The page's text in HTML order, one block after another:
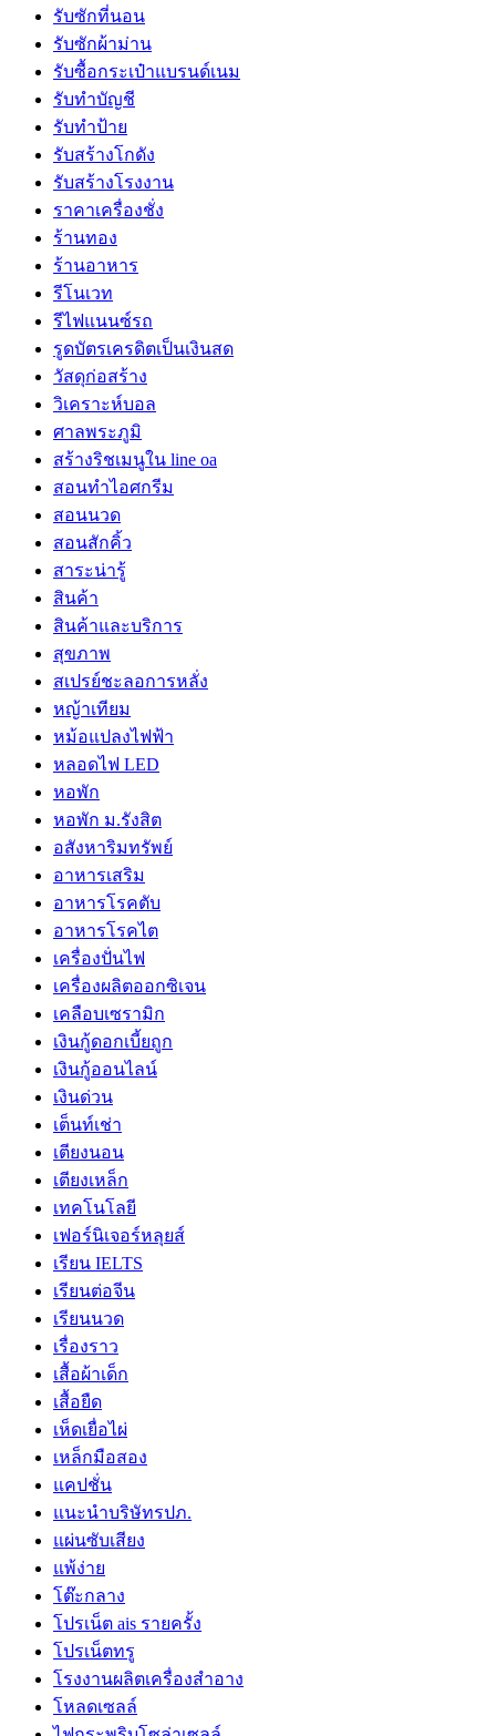
รับซักที่นอน
รับซักผ้าม่าน
รับซื้อกระเป๋าแบรนด์เนม
รับทำบัญชี
รับทำป้าย
รับสร้างโกดัง
รับสร้างโรงงาน
ราคาเครื่องชั่ง
ร้านทอง
ร้านอาหาร
รีโนเวท
รีไฟแนนซ์รถ
รูดบัตรเครดิตเป็นเงินสด
วัสดุก่อสร้าง
วิเคราะห์บอล
ศาลพระภูมิ
สร้างริชเมนูใน line oa
สอนทำไอศกรีม
สอนนวด
สอนสักคิ้ว
สาระน่ารู้
สินค้า
สินค้าและบริการ
สุขภาพ
สเปรย์ชะลอการหลั่ง
หญ้าเทียม
หม้อแปลงไฟฟ้า
หลอดไฟ LED
หอพัก
หอพัก ม.รังสิต
อสังหาริมทรัพย์
อาหารเสริม
อาหารโรคตับ
อาหารโรคไต
เครื่องปั่นไฟ
เครื่องผลิตออกซิเจน
เคลือบเซรามิก
เงินกู้ดอกเบี้ยถูก
เงินกู้ออนไลน์
เงินด่วน
เต็นท์เช่า
เตียงนอน
เตียงเหล็ก
เทคโนโลยี
เฟอร์นิเจอร์หลุยส์
เรียน IELTS
เรียนต่อจีน
เรียนนวด
เรื่องราว
เสื้อผ้าเด็ก
เสื้อยืด
เห็ดเยื่อไผ่
เหล็กมือสอง
แคปชั่น
แนะนำบริษัทรปภ.
แผ่นซับเสียง
แพ้ง่าย
โต๊ะกลาง
โปรเน็ต ais รายครั้ง
โปรเน็ตทรู
โรงงานผลิตเครื่องสำอาง
โหลดเซลล์